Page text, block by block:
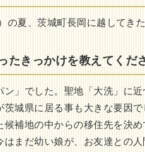
の夏、茨城町長岡に越してき
たきっかけを教えてくだ
ン」でした。聖地「大洗」に
茨城県に居る事も大きな要因
補地の中からの移住先を決め
はまだ幼い娘が、お友達との